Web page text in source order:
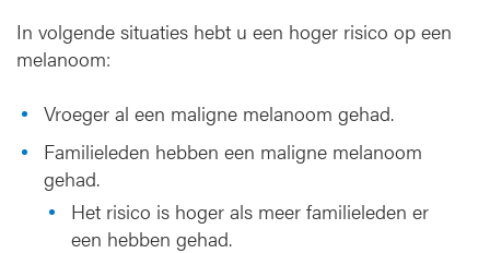
In volgende situaties hebt u een hoger risico op een
melanoom:
Vroeger al een maligne melanoom gehad.
Familieleden hebben een maligne melanoom
gehad.
Het risico is hoger als meer familieleden er
een hebben gehad.